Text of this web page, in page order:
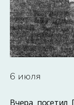
6 июля
Вчера посетил